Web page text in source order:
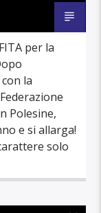
per la
la
Polesine,
e si allarga!
solo